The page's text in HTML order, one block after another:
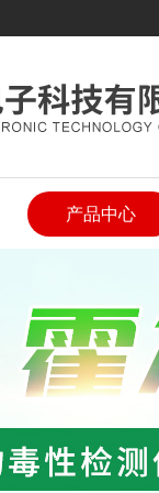
产品中心